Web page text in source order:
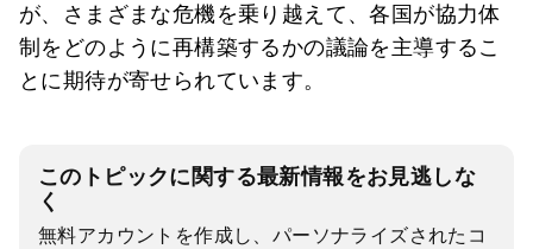
が、さまざまな危機を乗り越えて、各国が協力体
制をどのように再構築するかの議論を主導するこ
とに期待が寄せられています。
このトピックに関する最新情報をお見逃しな
く
無料アカウントを作成し、パーソナライズされたコ